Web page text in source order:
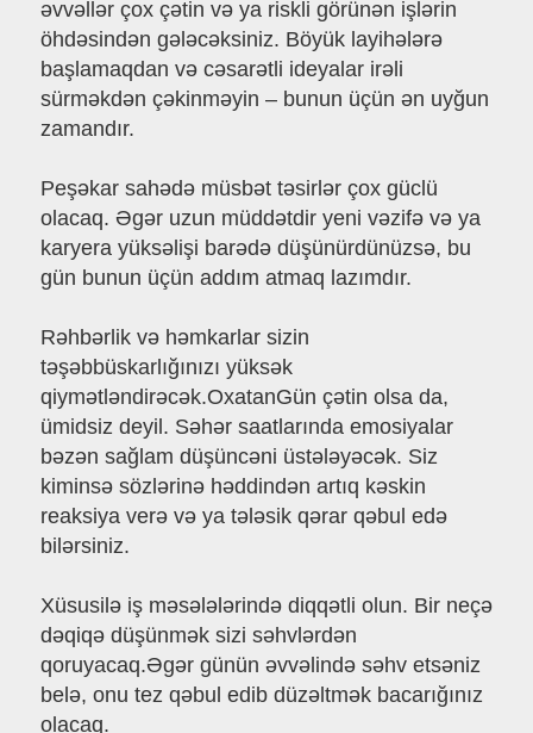
əvvəllər çox çətin və ya riskli görünən işlərin
öhdəsindən gələcəksiniz. Böyük layihələrə
başlamaqdan və cəsarətli ideyalar irəli
sürməkdən çəkinməyin – bunun üçün ən uyğun
zamandır.
Peşəkar sahədə müsbət təsirlər çox güclü
olacaq. Əgər uzun müddətdir yeni vəzifə və ya
karyera yüksəlişi barədə düşünürdünüzsə, bu
gün bunun üçün addım atmaq lazımdır.
Rəhbərlik və həmkarlar sizin
təşəbbüskarlığınızı yüksək
qiymətləndirəcək.OxatanGün çətin olsa da,
ümidsiz deyil. Səhər saatlarında emosiyalar
bəzən sağlam düşüncəni üstələyəcək. Siz
kiminsə sözlərinə həddindən artıq kəskin
reaksiya verə və ya tələsik qərar qəbul edə
bilərsiniz.
Xüsusilə iş məsələlərində diqqətli olun. Bir neçə
dəqiqə düşünmək sizi səhvlərdən
qoruyacaq.Əgər günün əvvəlində səhv etsəniz
belə, onu tez qəbul edib düzəltmək bacarığınız
olacaq.